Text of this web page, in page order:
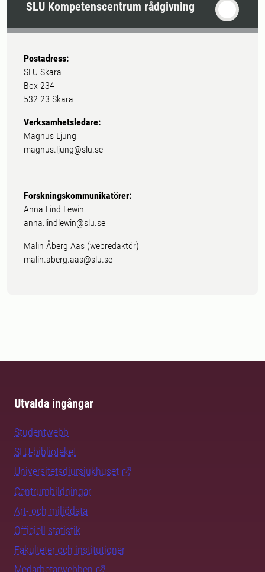
SLU Kompetenscentrum rådgivning
Postadress:
SLU Skara
Box 234
532 23 Skara
Verksamhetsledare:
Magnus Ljung
magnus.ljung@slu.se
Forskningskommunikatörer:
Anna Lind Lewin
anna.lindlewin@slu.se
Malin Åberg Aas (webredaktör)
malin.aberg.aas@slu.se
Utvalda ingångar
Studentwebb
SLU-biblioteket
Universitetsdjursjukhuset
Centrumbildningar
Art- och miljödata
Officiell statistik
Fakulteter och institutioner
Medarbetarwebben